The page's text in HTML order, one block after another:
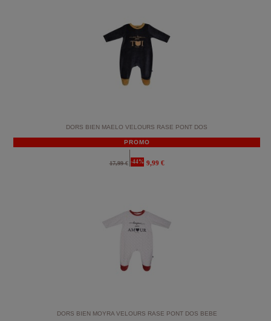
DORS BIEN MAELO VELOURS RASE PONT DOS
PROMO
17,99 € -44% 9,99 €
DORS BIEN MOYRA VELOURS RASE PONT DOS BEBE